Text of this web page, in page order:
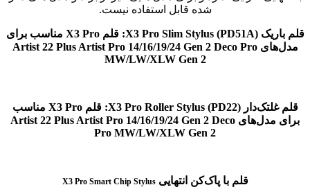
شده قابل استفاده نیست.
قلم باریک
X3 Pro Slim Stylus (PD51A): قلم X3 Pro مناسب برای
مدل‌های Artist 22 Plus Artist Pro 14/16/19/24 Gen 2 Deco Pro
MW/LW/XLW Gen 2
قلم غلتک‌دار X3 Pro Roller Stylus
(PD22): قلم X3 Pro مناسب
برای مدل‌های Artist 22 Plus Artist Pro 14/16/19/24 Gen 2 Deco
Pro MW/LW/XLW Gen 2
قلم با پاک‌کن انتهاییX3 Pro Smart Chip Stylus